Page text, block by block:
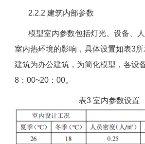
2.2.2 建筑内部参数
模型室内参数包括灯光、设备、人
室内热环境的影响，具体设置如表3
建筑为办公建筑，为简化模型，各设
8：00~20：00。
表3 室内参数设置